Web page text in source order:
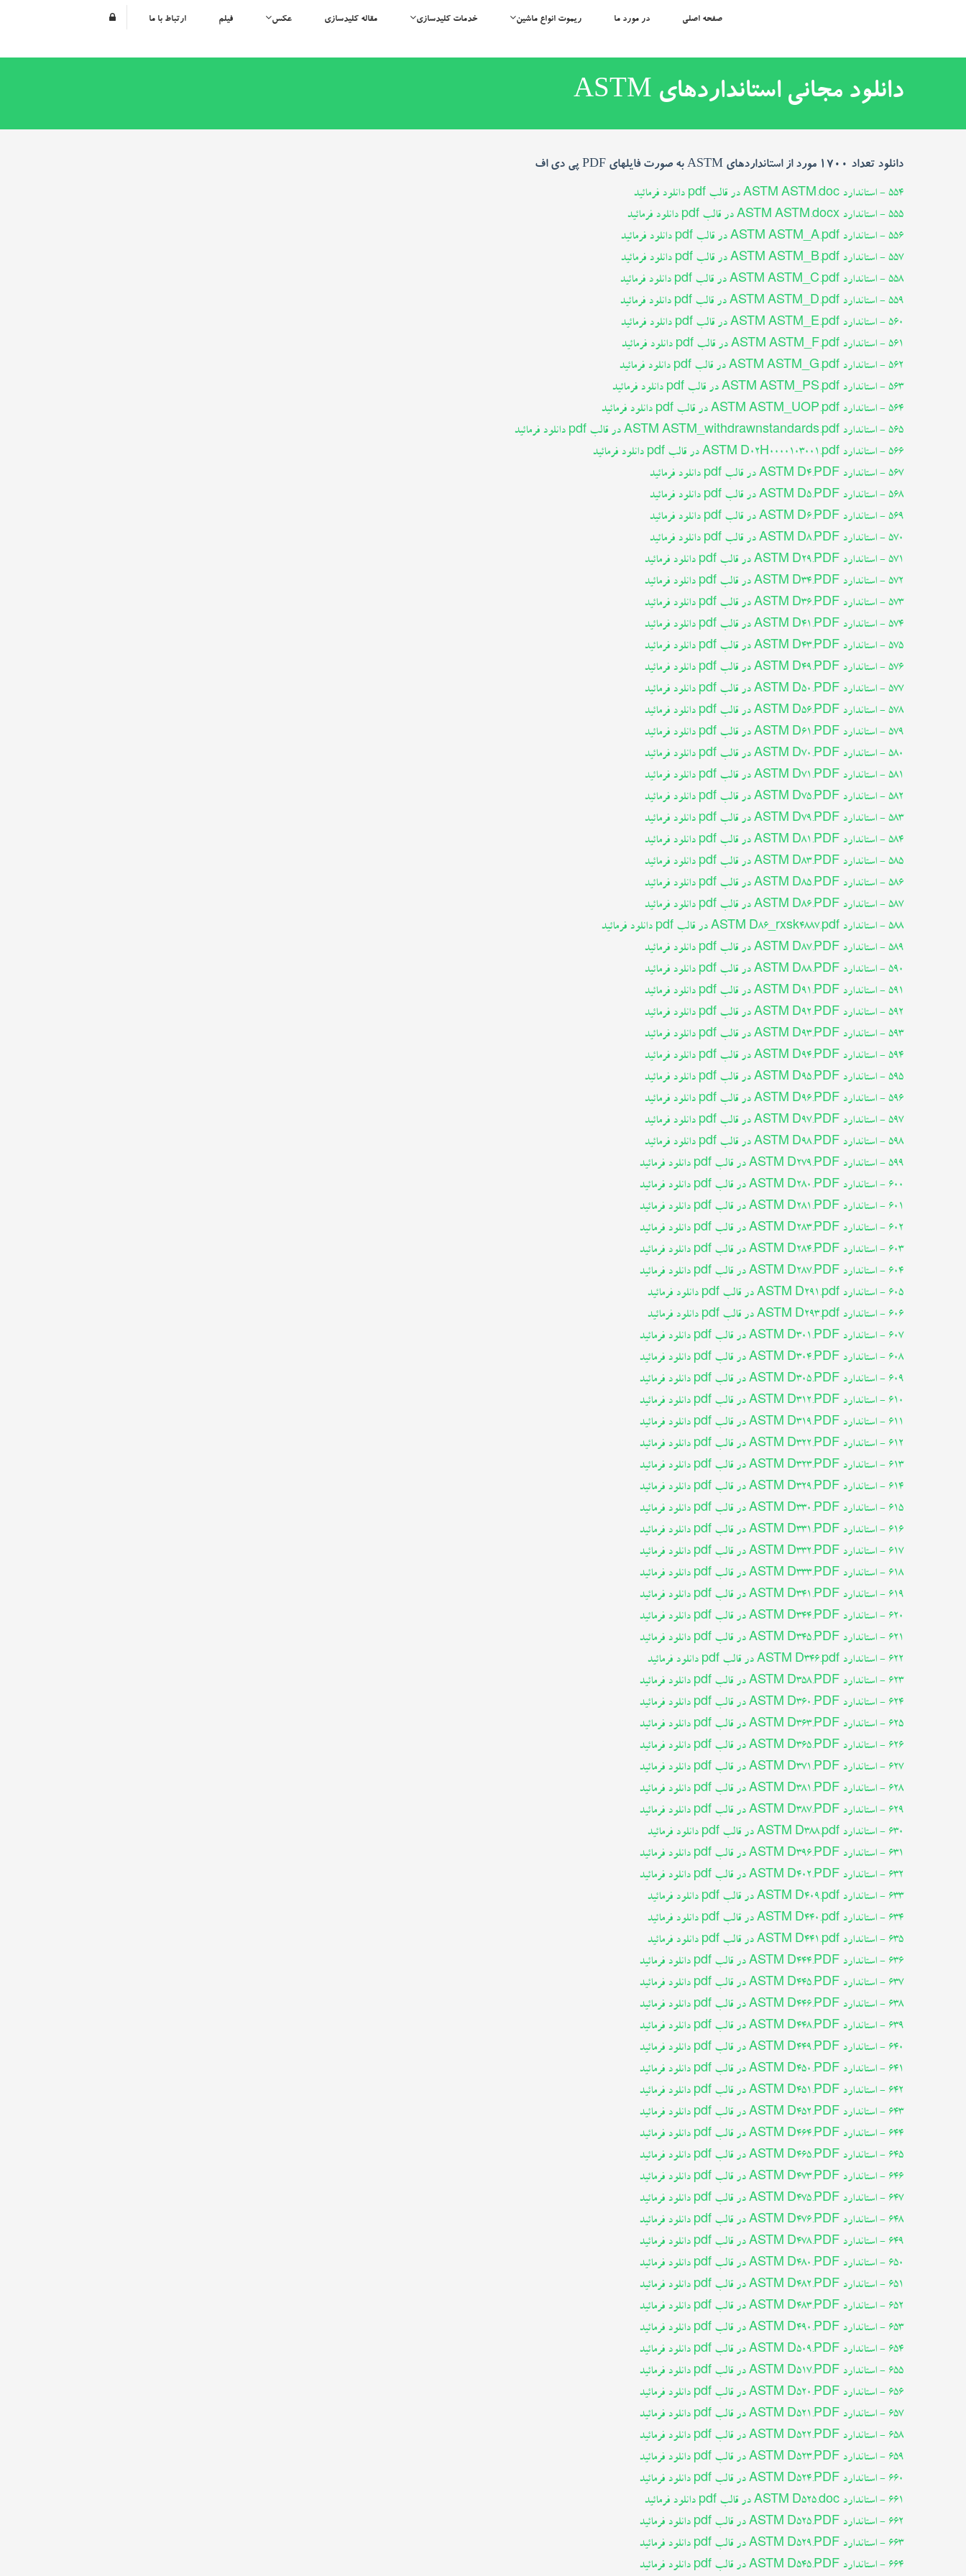
صفحه اصلی در مورد ما ریموت انواع ماشین خدمات کلیدسازی مقاله کلیدسازی عکس فیلم ارتباط با ما
دانلود مجانی استانداردهای ASTM
دانلود تعداد 1700 مورد از استانداردهای ASTM به صورت فایلهای PDF پی دی اف
554 - استاندارد ASTM ASTM.doc در قالب pdf دانلود فرمائید
555 - استاندارد ASTM ASTM.docx در قالب pdf دانلود فرمائید
556 - استاندارد ASTM ASTM_A.pdf در قالب pdf دانلود فرمائید
557 - استاندارد ASTM ASTM_B.pdf در قالب pdf دانلود فرمائید
558 - استاندارد ASTM ASTM_C.pdf در قالب pdf دانلود فرمائید
559 - استاندارد ASTM ASTM_D.pdf در قالب pdf دانلود فرمائید
560 - استاندارد ASTM ASTM_E.pdf در قالب pdf دانلود فرمائید
561 - استاندارد ASTM ASTM_F.pdf در قالب pdf دانلود فرمائید
562 - استاندارد ASTM ASTM_G.pdf در قالب pdf دانلود فرمائید
563 - استاندارد ASTM ASTM_PS.pdf در قالب pdf دانلود فرمائید
564 - استاندارد ASTM ASTM_UOP.pdf در قالب pdf دانلود فرمائید
565 - استاندارد ASTM ASTM_withdrawnstandards.pdf در قالب pdf دانلود فرمائید
566 - استاندارد ASTM D02H0000103001.pdf در قالب pdf دانلود فرمائید
567 - استاندارد ASTM D4.PDF در قالب pdf دانلود فرمائید
568 - استاندارد ASTM D5.PDF در قالب pdf دانلود فرمائید
569 - استاندارد ASTM D6.PDF در قالب pdf دانلود فرمائید
570 - استاندارد ASTM D8.PDF در قالب pdf دانلود فرمائید
571 - استاندارد ASTM D29.PDF در قالب pdf دانلود فرمائید
572 - استاندارد ASTM D34.PDF در قالب pdf دانلود فرمائید
573 - استاندارد ASTM D36.PDF در قالب pdf دانلود فرمائید
574 - استاندارد ASTM D41.PDF در قالب pdf دانلود فرمائید
575 - استاندارد ASTM D43.PDF در قالب pdf دانلود فرمائید
576 - استاندارد ASTM D49.PDF در قالب pdf دانلود فرمائید
577 - استاندارد ASTM D50.PDF در قالب pdf دانلود فرمائید
578 - استاندارد ASTM D56.PDF در قالب pdf دانلود فرمائید
579 - استاندارد ASTM D61.PDF در قالب pdf دانلود فرمائید
580 - استاندارد ASTM D70.PDF در قالب pdf دانلود فرمائید
581 - استاندارد ASTM D71.PDF در قالب pdf دانلود فرمائید
582 - استاندارد ASTM D75.PDF در قالب pdf دانلود فرمائید
583 - استاندارد ASTM D79.PDF در قالب pdf دانلود فرمائید
584 - استاندارد ASTM D81.PDF در قالب pdf دانلود فرمائید
585 - استاندارد ASTM D83.PDF در قالب pdf دانلود فرمائید
586 - استاندارد ASTM D85.PDF در قالب pdf دانلود فرمائید
587 - استاندارد ASTM D86.PDF در قالب pdf دانلود فرمائید
588 - استاندارد ASTM D86_rxsk4887.pdf در قالب pdf دانلود فرمائید
589 - استاندارد ASTM D87.PDF در قالب pdf دانلود فرمائید
590 - استاندارد ASTM D88.PDF در قالب pdf دانلود فرمائید
591 - استاندارد ASTM D91.PDF در قالب pdf دانلود فرمائید
592 - استاندارد ASTM D92.PDF در قالب pdf دانلود فرمائید
593 - استاندارد ASTM D93.PDF در قالب pdf دانلود فرمائید
594 - استاندارد ASTM D94.PDF در قالب pdf دانلود فرمائید
595 - استاندارد ASTM D95.PDF در قالب pdf دانلود فرمائید
596 - استاندارد ASTM D96.PDF در قالب pdf دانلود فرمائید
597 - استاندارد ASTM D97.PDF در قالب pdf دانلود فرمائید
598 - استاندارد ASTM D98.PDF در قالب pdf دانلود فرمائید
599 - استاندارد ASTM D279.PDF در قالب pdf دانلود فرمائید
600 - استاندارد ASTM D280.PDF در قالب pdf دانلود فرمائید
601 - استاندارد ASTM D281.PDF در قالب pdf دانلود فرمائید
602 - استاندارد ASTM D283.PDF در قالب pdf دانلود فرمائید
603 - استاندارد ASTM D284.PDF در قالب pdf دانلود فرمائید
604 - استاندارد ASTM D287.PDF در قالب pdf دانلود فرمائید
605 - استاندارد ASTM D291.pdf در قالب pdf دانلود فرمائید
606 - استاندارد ASTM D293.pdf در قالب pdf دانلود فرمائید
607 - استاندارد ASTM D301.PDF در قالب pdf دانلود فرمائید
608 - استاندارد ASTM D304.PDF در قالب pdf دانلود فرمائید
609 - استاندارد ASTM D305.PDF در قالب pdf دانلود فرمائید
610 - استاندارد ASTM D312.PDF در قالب pdf دانلود فرمائید
611 - استاندارد ASTM D319.PDF در قالب pdf دانلود فرمائید
612 - استاندارد ASTM D322.PDF در قالب pdf دانلود فرمائید
613 - استاندارد ASTM D323.PDF در قالب pdf دانلود فرمائید
614 - استاندارد ASTM D329.PDF در قالب pdf دانلود فرمائید
615 - استاندارد ASTM D330.PDF در قالب pdf دانلود فرمائید
616 - استاندارد ASTM D331.PDF در قالب pdf دانلود فرمائید
617 - استاندارد ASTM D332.PDF در قالب pdf دانلود فرمائید
618 - استاندارد ASTM D333.PDF در قالب pdf دانلود فرمائید
619 - استاندارد ASTM D341.PDF در قالب pdf دانلود فرمائید
620 - استاندارد ASTM D344.PDF در قالب pdf دانلود فرمائید
621 - استاندارد ASTM D345.PDF در قالب pdf دانلود فرمائید
622 - استاندارد ASTM D346.pdf در قالب pdf دانلود فرمائید
623 - استاندارد ASTM D358.PDF در قالب pdf دانلود فرمائید
624 - استاندارد ASTM D360.PDF در قالب pdf دانلود فرمائید
625 - استاندارد ASTM D363.PDF در قالب pdf دانلود فرمائید
626 - استاندارد ASTM D365.PDF در قالب pdf دانلود فرمائید
627 - استاندارد ASTM D371.PDF در قالب pdf دانلود فرمائید
628 - استاندارد ASTM D381.PDF در قالب pdf دانلود فرمائید
629 - استاندارد ASTM D387.PDF در قالب pdf دانلود فرمائید
630 - استاندارد ASTM D388.pdf در قالب pdf دانلود فرمائید
631 - استاندارد ASTM D396.PDF در قالب pdf دانلود فرمائید
632 - استاندارد ASTM D402.PDF در قالب pdf دانلود فرمائید
633 - استاندارد ASTM D409.pdf در قالب pdf دانلود فرمائید
634 - استاندارد ASTM D440.pdf در قالب pdf دانلود فرمائید
635 - استاندارد ASTM D441.pdf در قالب pdf دانلود فرمائید
636 - استاندارد ASTM D444.PDF در قالب pdf دانلود فرمائید
637 - استاندارد ASTM D445.PDF در قالب pdf دانلود فرمائید
638 - استاندارد ASTM D446.PDF در قالب pdf دانلود فرمائید
639 - استاندارد ASTM D448.PDF در قالب pdf دانلود فرمائید
640 - استاندارد ASTM D449.PDF در قالب pdf دانلود فرمائید
641 - استاندارد ASTM D450.PDF در قالب pdf دانلود فرمائید
642 - استاندارد ASTM D451.PDF در قالب pdf دانلود فرمائید
643 - استاندارد ASTM D452.PDF در قالب pdf دانلود فرمائید
644 - استاندارد ASTM D464.PDF در قالب pdf دانلود فرمائید
645 - استاندارد ASTM D465.PDF در قالب pdf دانلود فرمائید
646 - استاندارد ASTM D473.PDF در قالب pdf دانلود فرمائید
647 - استاندارد ASTM D475.PDF در قالب pdf دانلود فرمائید
648 - استاندارد ASTM D476.PDF در قالب pdf دانلود فرمائید
649 - استاندارد ASTM D478.PDF در قالب pdf دانلود فرمائید
650 - استاندارد ASTM D480.PDF در قالب pdf دانلود فرمائید
651 - استاندارد ASTM D482.PDF در قالب pdf دانلود فرمائید
652 - استاندارد ASTM D483.PDF در قالب pdf دانلود فرمائید
653 - استاندارد ASTM D490.PDF در قالب pdf دانلود فرمائید
654 - استاندارد ASTM D509.PDF در قالب pdf دانلود فرمائید
655 - استاندارد ASTM D517.PDF در قالب pdf دانلود فرمائید
656 - استاندارد ASTM D520.PDF در قالب pdf دانلود فرمائید
657 - استاندارد ASTM D521.PDF در قالب pdf دانلود فرمائید
658 - استاندارد ASTM D522.PDF در قالب pdf دانلود فرمائید
659 - استاندارد ASTM D523.PDF در قالب pdf دانلود فرمائید
660 - استاندارد ASTM D524.PDF در قالب pdf دانلود فرمائید
661 - استاندارد ASTM D525.doc در قالب pdf دانلود فرمائید
662 - استاندارد ASTM D525.PDF در قالب pdf دانلود فرمائید
663 - استاندارد ASTM D529.PDF در قالب pdf دانلود فرمائید
664 - استاندارد ASTM D545.PDF در قالب pdf دانلود فرمائید